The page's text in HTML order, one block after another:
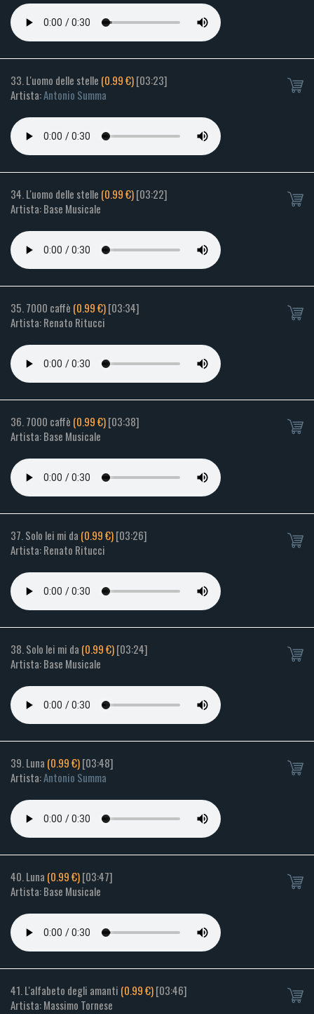
33. L'uomo delle stelle (0.99 €)[03:23]
Artista:Antonio Summa
34. L'uomo delle stelle (0.99 €)[03:22]
Artista: Base Musicale
35. 7000 caffè (0.99 €)[03:34]
Artista: Renato Ritucci
36. 7000 caffè (0.99 €)[03:38]
Artista: Base Musicale
37. Solo lei mi da (0.99 €)[03:26]
Artista: Renato Ritucci
38. Solo lei mi da (0.99 €)[03:24]
Artista: Base Musicale
39. Luna (0.99 €)[03:48]
Artista:Antonio Summa
40. Luna (0.99 €)[03:47]
Artista: Base Musicale
41. L'alfabeto degli amanti (0.99 €)[03:46]
Artista: Massimo Tornese